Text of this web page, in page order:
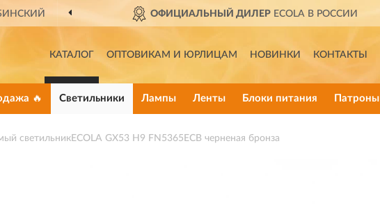
ОФИЦИАЛЬНЫЙ ДИЛЕРECOLA В РОССИИ
КАТАЛОГ ОПТОВИКАМ И ЮРЛИЦАМ НОВИНКИ КОНТАКТЫ
🔥 Светильники Лампы Ленты Блоки питания Патроны
светильникECOLA GX53 H9 FN5365ECB черненая бронза